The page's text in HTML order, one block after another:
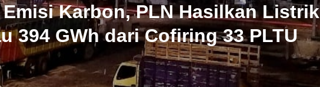
Emisi Karbon, PLN Hasilkan Listrik
394 GWh dari Cofiring 33 PLTU